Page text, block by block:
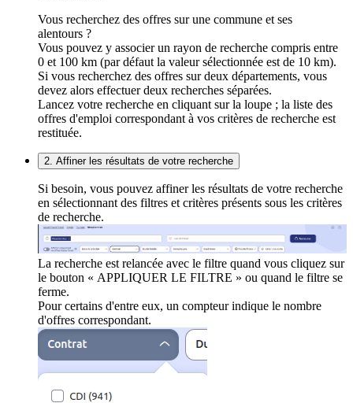
Vous recherchez des offres sur une commune et ses
alentours ?
Vous pouvez y associer un rayon de recherche compris entre
0 et 100 km (par défaut la valeur sélectionnée est de 10 km).
Si vous recherchez des offres sur deux départements, vous
devez alors effectuer deux recherches séparées.
Lancez votre recherche en cliquant sur la loupe ; la liste des
offres d'emploi correspondant à vos critères de recherche est
restituée.
2. Affiner les résultats de votre recherche
Si besoin, vous pouvez affiner les résultats de votre recherche
en sélectionnant des filtres et critères présents sous les critères
de recherche.
La recherche est relancée avec le filtre quand vous cliquez sur
le bouton « APPLIQUER LE FILTRE » ou quand le filtre se
ferme.
Pour certains d'entre eux, un compteur indique le nombre
d'offres correspondant.